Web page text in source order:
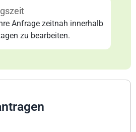
Anfrage zeitnah innerhalb
zu bearbeiten.